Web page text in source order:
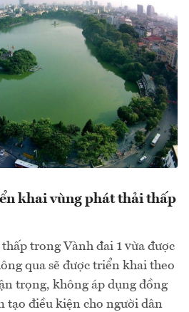
khai vùng phát thải thấp
trong Vành đai 1 vừa được
qua sẽ được triển khai theo
trọng, không áp dụng đồng
tạo điều kiện cho người dân